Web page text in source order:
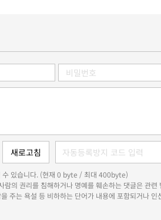
수 있습니다. (현재 0 byte / 최대 400byte)
람의 권리를 침해하거나 명예를 훼손하는 댓글은 관
주는 욕설 등 비하하는 단어가 내용에 포함되거나